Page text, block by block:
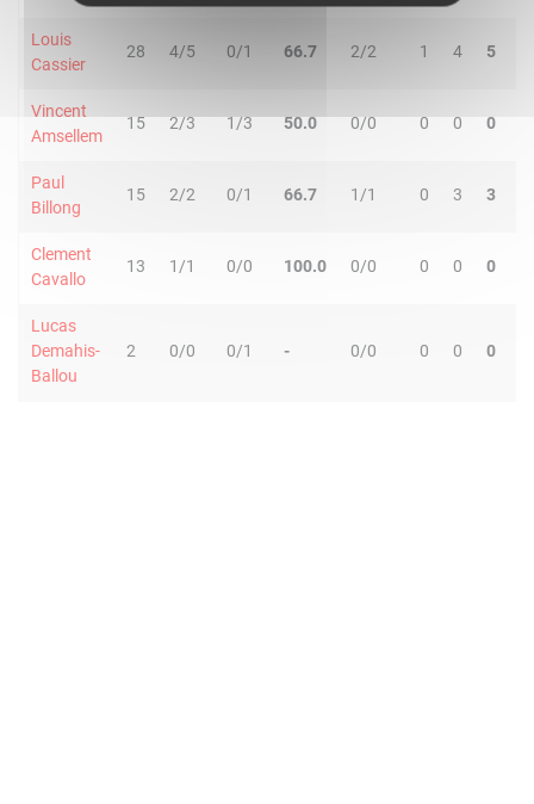
Louis
Cassier
28 4/5 0/1 66.7 2/2 1 4 5
Vincent
Amsellem
15 2/3 1/3 50.0 0/0 0 0 0
Paul
Billong
15 2/2 0/1 66.7 1/1 0 3 3
Clement
Cavallo
13 1/1 0/0 100.0 0/0 0 0 0
Lucas
Demahis-
Ballou
2 0/0 0/1 - 0/0 0 0 0